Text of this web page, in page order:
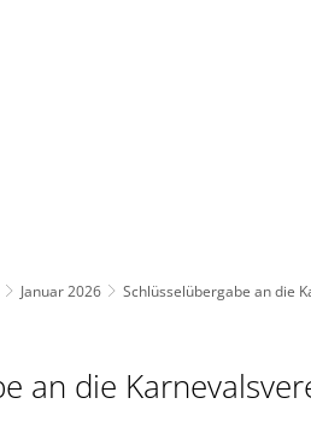
Januar 2026 Schlüsselübergabe an die
an die